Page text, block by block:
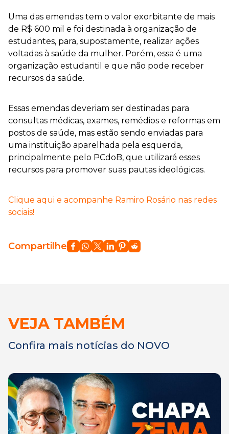
Uma das emendas tem o valor exorbitante de mais
de R$ 600 mil e foi destinada à organização de
estudantes, para, supostamente, realizar ações
voltadas à saúde da mulher. Porém, essa é uma
organização estudantil e que não pode receber
recursos da saúde.
Essas emendas deveriam ser destinadas para
consultas médicas, exames, remédios e reformas em
postos de saúde, mas estão sendo enviadas para
uma instituição aparelhada pela esquerda,
principalmente pelo PCdoB, que utilizará esses
recursos para promover suas pautas ideológicas.
Clique aqui e acompanhe Ramiro Rosário nas redes
sociais!
Compartilhe
VEJA TAMBÉM
Confira mais notícias do NOVO